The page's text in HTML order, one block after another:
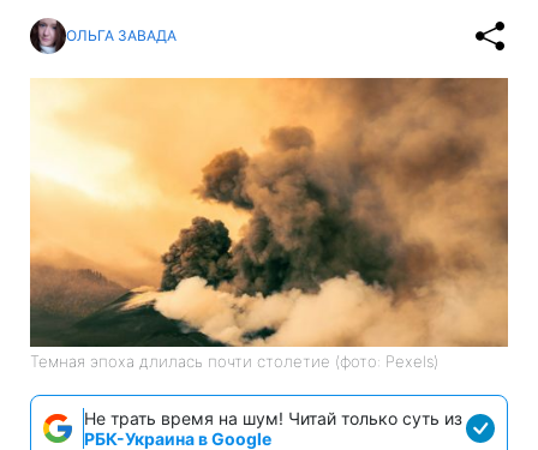
ОЛЬГА ЗАВАДА
Темная эпоха длилась почти столетие (фото: Pexels)
Не трать время на шум! Читай только суть из
РБК-Украина в Google